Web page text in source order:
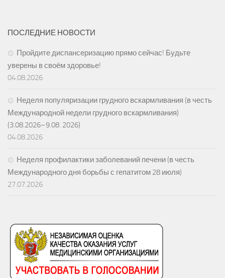
ПОСЛЕДНИЕ НОВОСТИ
Пройдите диспансеризацию прямо сейчас! Будьте
уверены в своём здоровье!
04.08.2026
Неделя популяризации грудного вскармливания (в честь
Международной недели грудного вскармливания)
(3.08.2026–9.08. 2026)
04.08.2026
Неделя профилактики заболеваний печени (в честь
Международного дня борьбы с гепатитом 28 июля)
27.07.2026